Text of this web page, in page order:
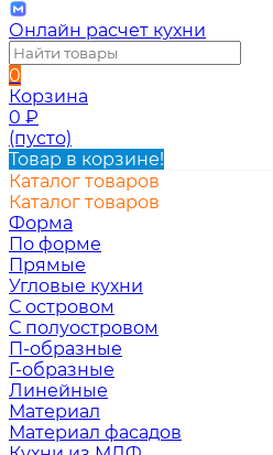
Онлайн расчет кухни
0
Корзина
0 ₽
(пусто)
Товар в корзине!
Каталог товаров
Каталог товаров
Форма
По форме
Прямые
Угловые кухни
С островом
С полуостровом
П-образные
Г-образные
Линейные
Материал
Материал фасадов